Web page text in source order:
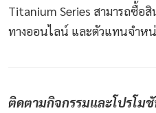
Titanium Series สามารถซื้อ
ทางออนไลน์ และตัวแทนจำห
ติดตามกิจกรรมและโปรโม